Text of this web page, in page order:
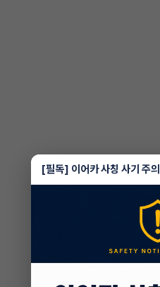
[필독] 이어카 사칭 사기 주의